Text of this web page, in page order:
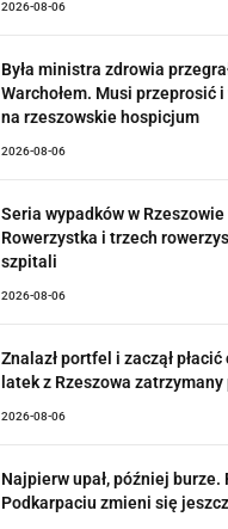
2026-08-06
Była ministra zdrowia
Warchołem. Musi przeprosić i
na rzeszowskie hospicjum
2026-08-06
Seria wypadków w
Rowerzystka i trzech
szpitali
2026-08-06
Znalazł portfel i zaczął
latek z Rzeszowa
2026-08-06
Najpierw upał, później burze.
Podkarpaciu zmieni się